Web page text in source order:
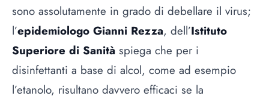
sono assolutamente in grado di debellare il virus;
l’epidemiologo Gianni Rezza, dell’Istituto
Superiore di Sanità spiega che per i
disinfettanti a base di alcol, come ad esempio
l’etanolo, risultano davvero efficaci se la